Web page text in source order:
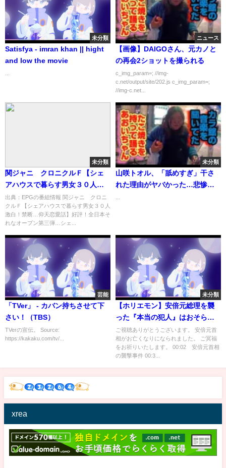
未分類
Satisfya - imran khan || hight
and low the movie
ニュース
【画像】DAIGOさん、元カノと
の再会2ショットを撮られる
c_img_param=; //img-
c.net/output/site/202.js c_img_param=;
//img-c.net...
未分類
関ジャニ∞クロニクルＦ【シェ
アハウスで暮らす男女３０人激
白！禁断…仰天恋愛話】[字]…の
番組内容解析まとめ
出典：EPGの番組情報 関ジャニ∞クロニ
クルＦ【シェアハウスで暮らす男女３０人
激白！禁断…仰天恋愛話】好評！全日本そ
れなオープン第三弾…シェ...
未分類
山咲トオル、「舐めすぎ」干さ
れた理由がヤバかった…悲惨す
芸能
「TVer」 - カバン持ちさせて下
さい！（TBS）
TVerの宣伝。 Source:
https://kakaku.com/tv/...
未分類
【ホリエモン】安倍元総理を襲
った『本当の犯人』はおそらく
●●です。彼は奴らに洗脳されま
した。真犯人の実態を暴露しま
す【ホリエモン/安倍晋三/ガーシ
ご視聴ありがとうございます。 安倍元首
相がお亡くなりになられました。 ご冥福
をお祈りいたします。 00:02 安倍元首相
の襲撃事件 00:3...
xrea